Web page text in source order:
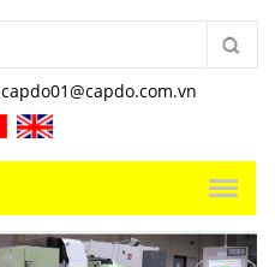
capdo01@capdo.com.vn